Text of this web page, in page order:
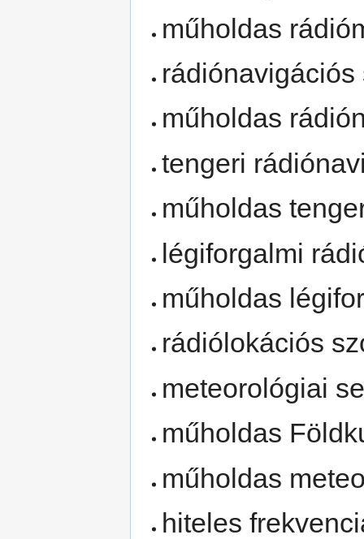
műholdas
rádiónavigációs
műholdas
tengeri
műholdas
légiforgalmi
műholdas
rádiólokációs
meteorológiai
műholdas
műholdas
hiteles